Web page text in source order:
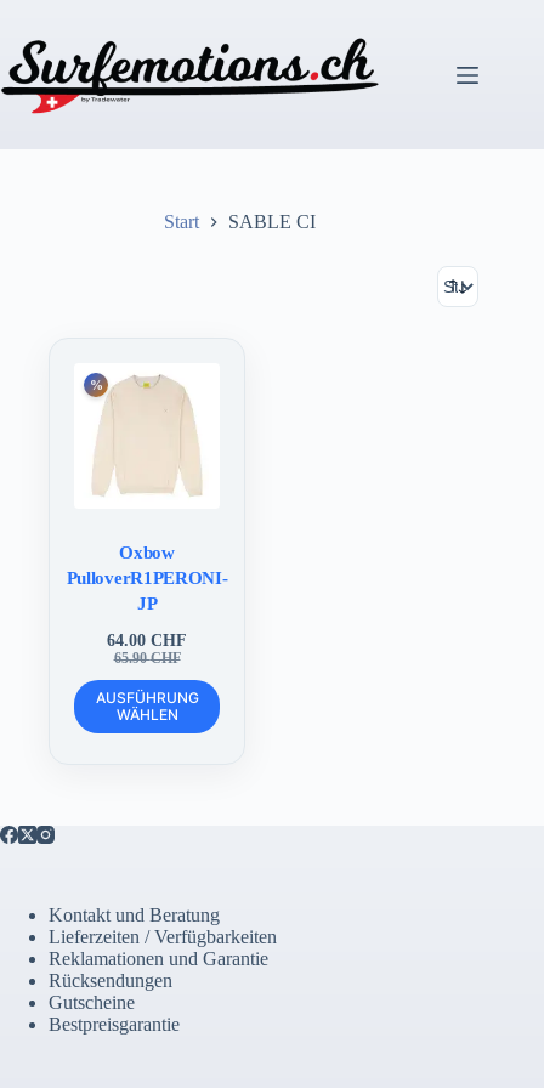
springen
Start SABLE CI
Oxbow
PulloverR1PERONI-
JP
65.90CHF
Ursprünglicher
Preis
war:
65.90 CHF
64.00CHF
Aktueller
Preis
ist:
64.00 CHF.
AUSFÜHRUNG
WÄHLEN
Dieses
Produkt
weist
der
Produktseite
gewählt
werden
Kontakt und Beratung
Lieferzeiten / Verfügbarkeiten
Reklamationen und Garantie
Rücksendungen
Gutscheine
Bestpreisgarantie